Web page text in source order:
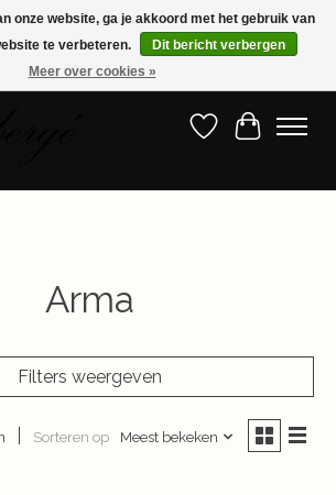
Verlanglijst
Arma
Filters weergeven
Sorteren op Meest bekeken
onze website, ga je akkoord met het gebruik van
te verbeteren.
Dit bericht verbergen
Meer over cookies »